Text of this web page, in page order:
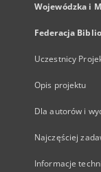
Wojewódzka i
Federacja
Uczestnicy
Opis projektu
Dla autorów i
Najczęściej
Informacje